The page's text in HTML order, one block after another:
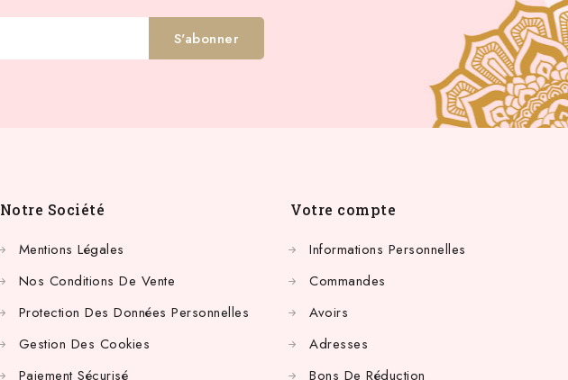
Notre Société
Mentions Légales
Nos Conditions De Vente
Protection Des Données Personnelles
Gestion Des Cookies
Paiement Sécurisé
Votre compte
Informations Personnelles
Commandes
Avoirs
Adresses
Bons De Réduction